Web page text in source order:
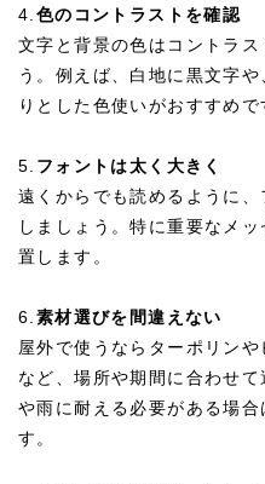
4.色のコントラストを確認
文字と背景の色はコントラ
う。例えば、白地に黒文字
りとした色使いがおすすめで
5. フォントは太く大きく
遠くからでも読めるように
しましょう。特に重要なメ
置します。
6.素材選びを間違えない
屋外で使うならターポリン
など、場所や期間に合わせ
や雨に耐える必要がある場
す。